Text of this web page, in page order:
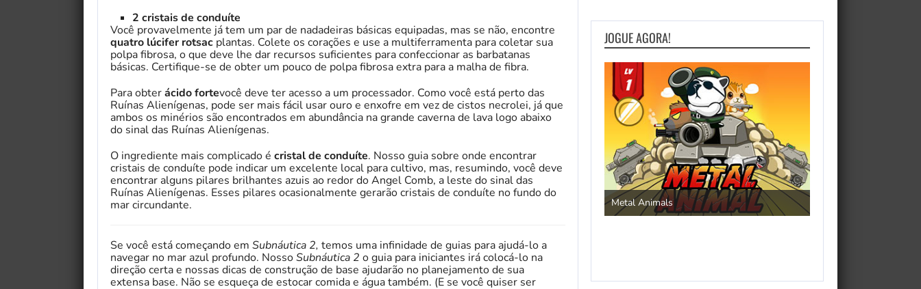
2 cristais de conduíte
Você provavelmente já tem um par de nadadeiras básicas equipadas, mas se não, encontre
quatro lúcifer rotsac plantas. Colete os corações e use a multiferramenta para coletar sua
polpa fibrosa, o que deve lhe dar recursos suficientes para confeccionar as barbatanas
básicas. Certifique-se de obter um pouco de polpa fibrosa extra para a malha de fibra.
Para obterácido fortevocê deve ter acesso a um processador. Como você está perto das
Ruínas Alienígenas, pode ser mais fácil usar ouro e enxofre em vez de cistos necrolei, já que
ambos os minérios são encontrados em abundância na grande caverna de lava logo abaixo
do sinal das Ruínas Alienígenas.
O ingrediente mais complicado é cristal de conduíte. Nosso guia sobre onde encontrar
cristais de conduíte pode indicar um excelente local para cultivo, mas, resumindo, você deve
encontrar alguns pilares brilhantes azuis ao redor do Angel Comb, a leste do sinal das
Ruínas Alienígenas. Esses pilares ocasionalmente gerarão cristais de conduíte no fundo do
mar circundante.
Se você está começando em Subnáutica 2, temos uma infinidade de guias para ajudá-lo a
navegar no mar azul profundo. NossoSubnáutica 2 o guia para iniciantes irá colocá-lo na
direção certa e nossas dicas de construção de base ajudarão no planejamento de sua
extensa base. Não se esqueça de estocar comida e água também. (E se você quiser ser
JOGUE AGORA!
My Fairytale Griffin
Jogos de Aventura
Metal Animals